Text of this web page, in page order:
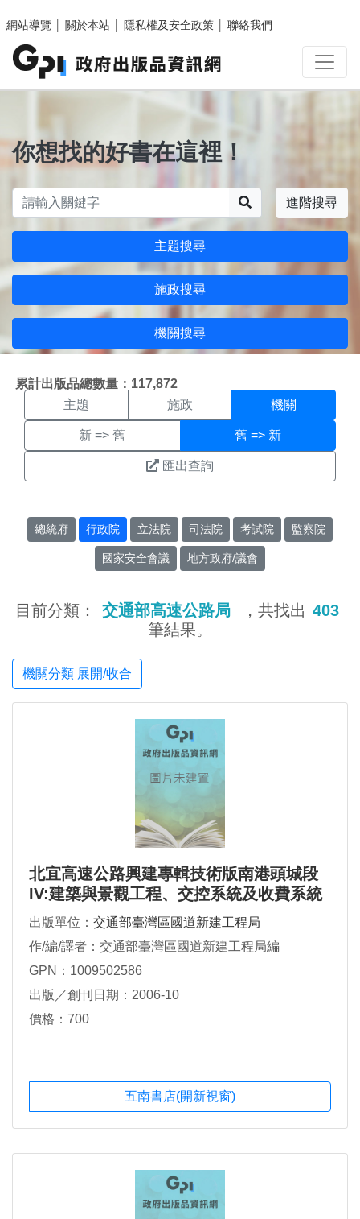
網站導覽
關於本站 隱私權及安全政策 聯絡我們
你想找的好書在這裡！
進階搜尋
主題搜尋
施政搜尋
機關搜尋
累計出版品總數量：117,872
機關搜尋結果頁面
主題 施政 機關
新 => 舊 舊 => 新
匯出查詢
總統府 行政院 立法院 司法院 考試院 監察院
國家安全會議 地方政府/議會
目前分類： 交通部高速公路局 ，共找出 403
筆結果。
機關分類 展開/收合
北宜高速公路興建專輯技術版南港頭城段
IV:建築與景觀工程、交控系統及收費系統
工程、機電工程、交通管理、工程管理、
重大記事篇
出版單位： 交通部臺灣區國道新建工程局
作/編/譯者：交通部臺灣區國道新建工程局編
GPN：1009502586
出版／創刊日期：2006-10
價格：700
五南書店(開新視窗)